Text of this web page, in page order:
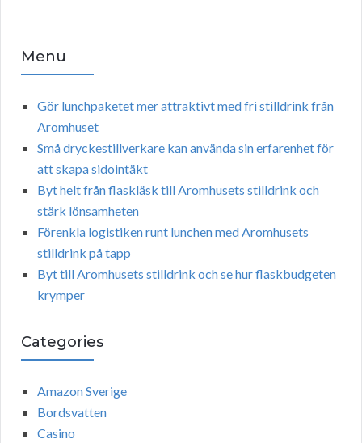
Menu
Gör lunchpaketet mer attraktivt med fri stilldrink från
Aromhuset
Små dryckestillverkare kan använda sin erfarenhet för
att skapa sidointäkt
Byt helt från flaskläsk till Aromhusets stilldrink och
stärk lönsamheten
Förenkla logistiken runt lunchen med Aromhusets
stilldrink på tapp
Byt till Aromhusets stilldrink och se hur flaskbudgeten
krymper
Categories
Amazon Sverige
Bordsvatten
Casino